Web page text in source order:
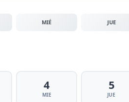
MIÉ JUE
4
MIE
5
JUE